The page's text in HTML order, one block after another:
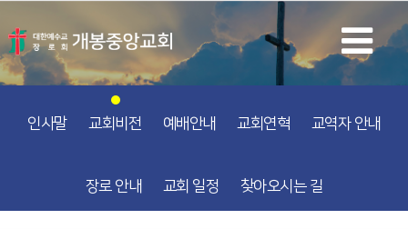
인사말 교회비전 예배안내 교회연혁 교역자 안내
장로 안내 교회 일정 찾아오시는 길